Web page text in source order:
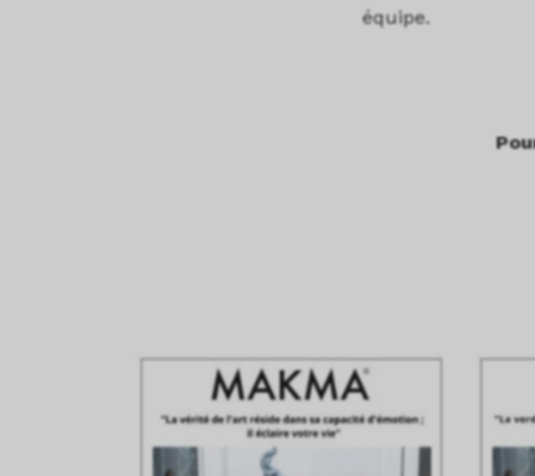
équipe.